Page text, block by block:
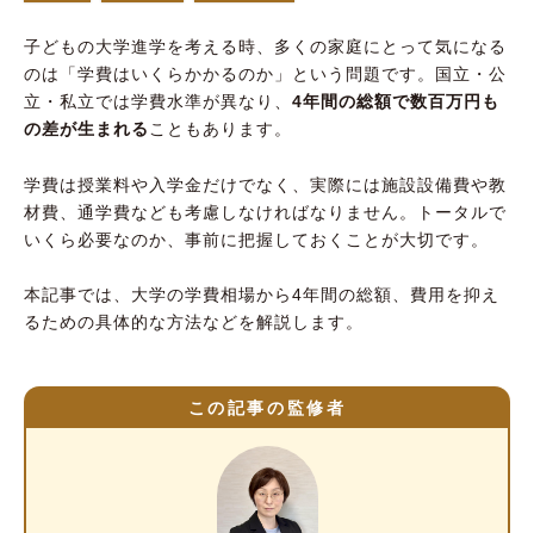
子どもの大学進学を考える時、多くの家庭にとって気になる
のは「学費はいくらかかるのか」という問題です。国立・公
立・私立では学費水準が異なり、 4年間の総額で数百万円も
の差が生まれることもあります。
学費は授業料や入学金だけでなく、実際には施設設備費や教
材費、通学費なども考慮しなければなりません。トータルで
いくら必要なのか、事前に把握しておくことが大切です。
本記事では、大学の学費相場から4年間の総額、費用を抑え
るための具体的な方法などを解説します。
この記事の監修者